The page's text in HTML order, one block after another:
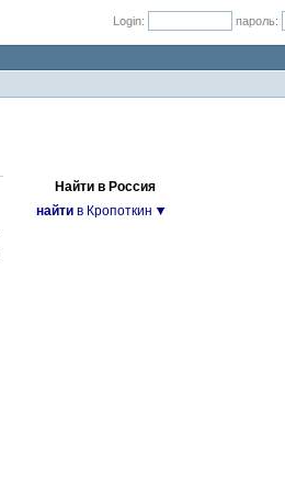
Login: пароль:
Найти в Россия
найти в Кропоткин